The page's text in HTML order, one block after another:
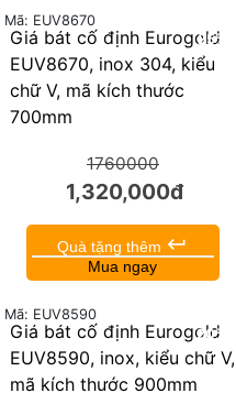
25%
Giá bát cố định Eurogold
EUV8670, inox 304, kiểu
chữ V, mã kích thước
700mm
Mã: EUV8670
1760000
1,320,000đ
Quà tặng thêm keyboard_return
Mua ngay
20%
Giá bát cố định Eurogold
EUV8590, inox, kiểu chữ V,
mã kích thước 900mm
Mã: EUV8590